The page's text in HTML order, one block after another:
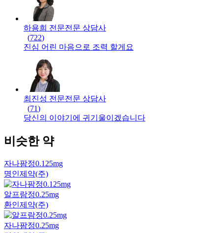
하용희 전문전문 상담사
(722)
진심 어린 마음으로 조력 할게요
최진성 전문전문 상담사
(71)
당신의 이야기에 귀기울이겠습니다
비슷한 약
자나팜정0.125mg
명인제약(주)
알프람정0.25mg
환인제약(주)
자나팜정0.25mg